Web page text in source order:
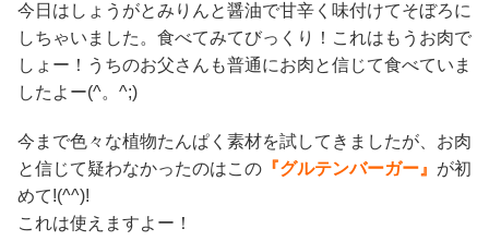
今日はしょうがとみりんと醤油で甘辛く味付けてそぼろに
しちゃいました。食べてみてびっくり！これはもうお肉で
しょー！うちのお父さんも普通にお肉と信じて食べていま
したよー(^。^;)
今まで色々な植物たんぱく素材を試してきましたが、お肉
と信じて疑わなかったのはこの 『グルテンバーガー』 が初
めて!(^^)!
これは使えますよー！